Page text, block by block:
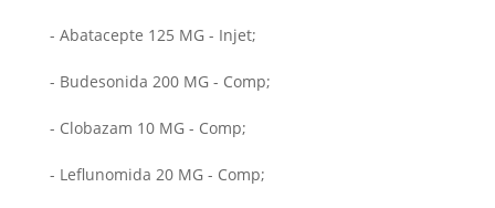
- Abatacepte 125 MG - Injet;
- Budesonida 200 MG - Comp;
- Clobazam 10 MG - Comp;
- Leflunomida 20 MG - Comp;